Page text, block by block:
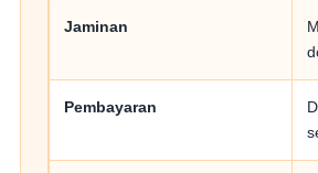
Jaminan
Pembayaran